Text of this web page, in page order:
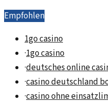
Maßnahme wirft Fragen zur
Empfohlen
1go casino
·1go casino
·deutsches online
·casino deutschland
·casino ohne